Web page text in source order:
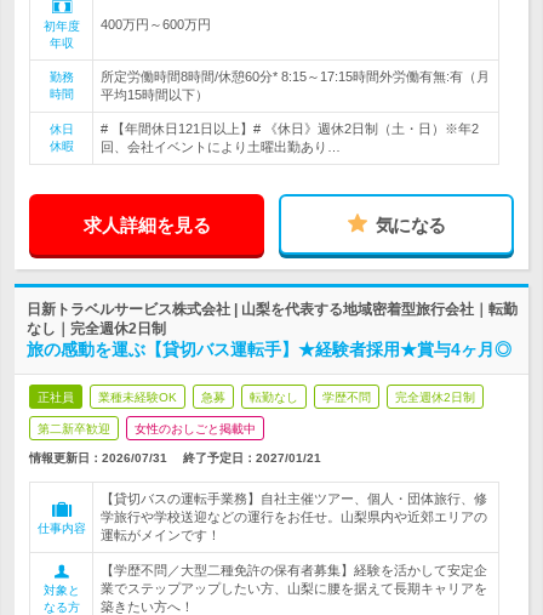
初年度
年収
400万円～600万円
勤務
時間
所定労働時間8時間/休憩60分* 8:15～17:15時間外労働有無:有（月
平均15時間以下）
休日
休暇
# 【年間休日121日以上】# 《休日》週休2日制（土・日）※年2
回、会社イベントにより土曜出勤あり…
求人詳細を見る 気になる
日新トラベルサービス株式会社 | 山梨を代表する地域密着型旅行会社｜転勤
なし｜完全週休2日制
旅の感動を運ぶ【貸切バス運転手】★経験者採用★賞与4ヶ月◎
正社員 業種未経験OK 急募 転勤なし 学歴不問 完全週休2日制
第二新卒歓迎 女性のおしごと掲載中
情報更新日：2026/07/31 終了予定日： 2027/01/21
仕事内容
【貸切バスの運転手業務】自社主催ツアー、個人・団体旅行、修
学旅行や学校送迎などの運行をお任せ。山梨県内や近郊エリアの
運転がメインです！
対象と
なる方
【学歴不問／大型二種免許の保有者募集】経験を活かして安定企
業でステップアップしたい方、山梨に腰を据えて長期キャリアを
築きたい方へ！